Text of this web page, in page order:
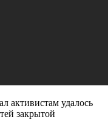
активистам удалось
закрытой